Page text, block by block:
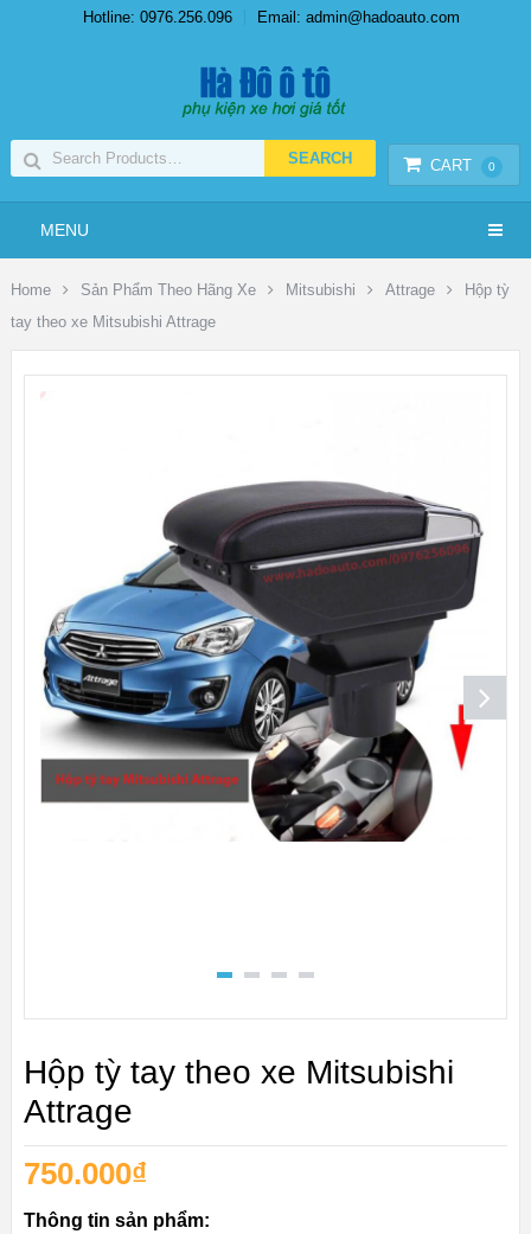
Hotline: 0976.256.096 Email: admin@hadoauto.com
CART 0
MENU
Home Sản Phẩm Theo Hãng Xe Mitsubishi Attrage
Hộp tỳ
tay theo xe Mitsubishi Attrage
Hộp tỳ tay theo xe Mitsubishi
Attrage
750.000₫
Thông tin sản phẩm: